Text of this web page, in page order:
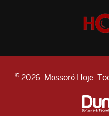
© 2026. Mossoró Hoje.